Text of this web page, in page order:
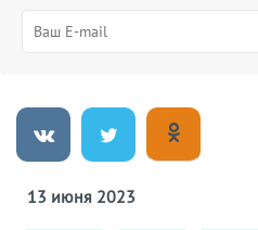
13 июня 2023